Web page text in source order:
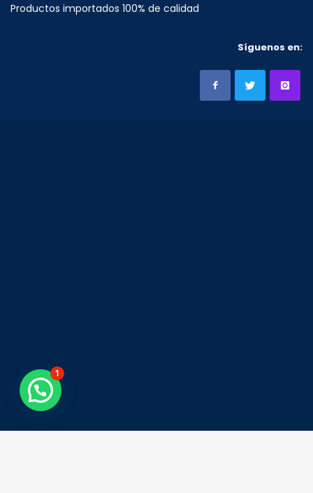
Productos importados 100% de calidad
Síguenos en:
1